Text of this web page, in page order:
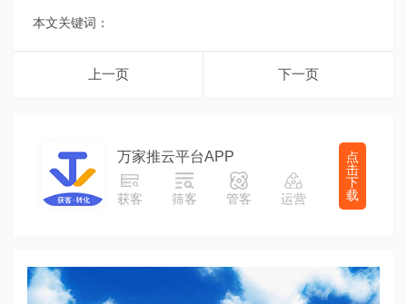
本文关键词：
上一页 下一页
万家推云平台APP
获客 筛客 管客 运营
点
击
下
载